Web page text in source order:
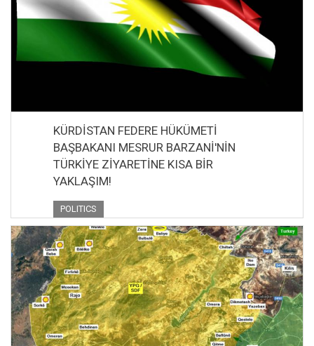
KÜRDİSTAN FEDERE HÜKÜMETİ
BAŞBAKANI MESRUR BARZANİ'NİN
TÜRKİYE ZİYARETİNE KISA BİR
YAKLAŞIM!
POLITICS